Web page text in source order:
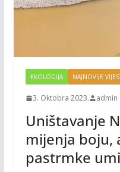
EKOLOGIJA NAJNOVIJE
3. Oktobra 2023. admin
Uništavanje
mijenja boju,
pastrmke